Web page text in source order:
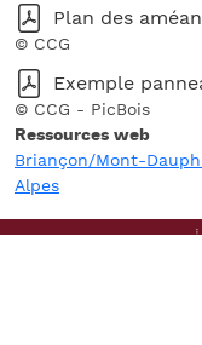
FichierPlan des
CCG
FichierExemple
CCG - PicBois
Ressources web
Briançon/Mont-
Alpes